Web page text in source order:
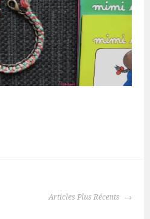
Articles Plus Récents